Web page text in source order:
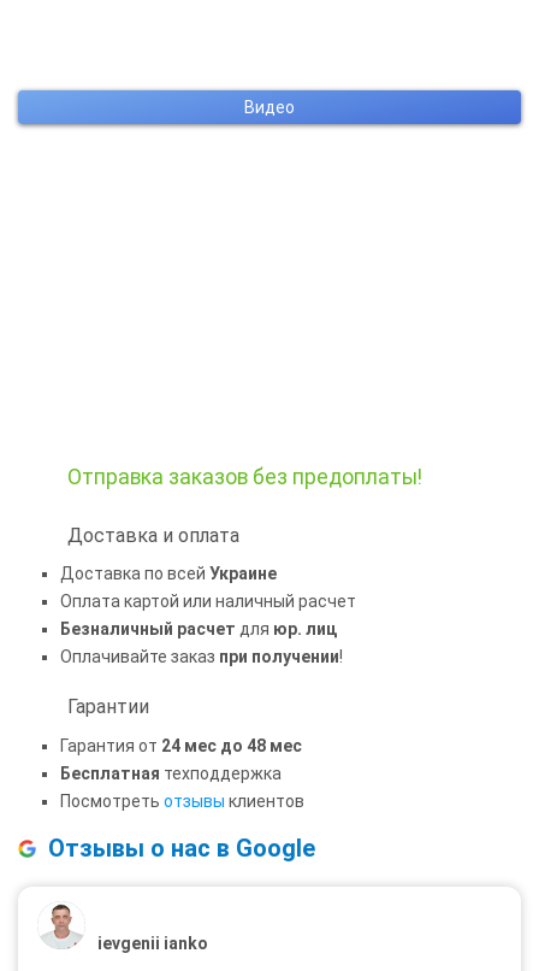
Видео
Отправка заказов без предоплаты!
Доставка и оплата
Доставка по всей Украине
Оплата картой или наличный расчет
Безналичный расчет для юр. лиц
Оплачивайте заказ при получении!
Гарантии
Гарантия от 24 мес до 48 мес
Бесплатная техподдержка
Посмотреть отзывы клиентов
Отзывы о нас в Google
ievgenii ianko